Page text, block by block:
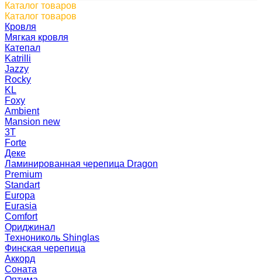
Каталог товаров
Каталог товаров
Кровля
Мягкая кровля
Катепал
Katrilli
Jazzy
Rocky
KL
Foxy
Ambient
Mansion new
3Т
Forte
Деке
Ламинированная черепица Dragon
Premium
Standart
Europa
Eurasia
Comfort
Ориджинал
Технониколь Shinglas
Финская черепица
Аккорд
Соната